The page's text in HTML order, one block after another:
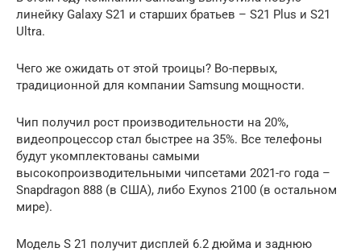
линейку Galaxy S21 и старших братьев – S21 Plus и S21
Ultra.
Чего же ожидать от этой троицы? Во-первых,
традиционной для компании Samsung мощности.
Чип получил рост производительности на 20%,
видеопроцессор стал быстрее на 35%. Все телефоны
будут укомплектованы самыми
высокопроизводительными чипсетами 2021-го года –
Snapdragon 888 (в США), либо Exynos 2100 (в остальном
мире).
Модель S 21 получит дисплей 6.2 дюйма и заднюю